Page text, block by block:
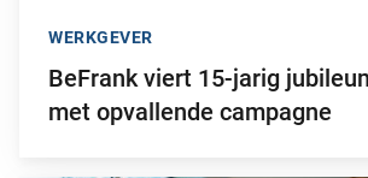
BeFrank viert 15-jarig
met opvallende campagne
WERKGEVER